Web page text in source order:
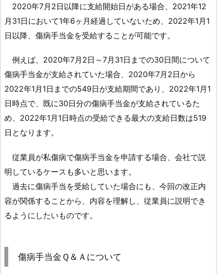
月
時
点
受
給
い
た
場
の
取
扱
い
3.
当
2020年7月2日以降に支給開始日がある場合、2021年12
月31日において1年6ヶ月経過していないため、2022年1月1
日以降、傷病手当金を受給することが可能です。
例えば、2020年7月2日～7月31日までの30日間について
傷病手当金が支給されていた場合、2020年7月2日から
2022年1月1日までの549日が支給期間であり、2022年1月1
日時点で、既に30日分の傷病手当金が支給されているた
め、2022年1月1日時点の受給できる最大の支給日数は519
日となります。
従業員が私傷病で傷病手当金を申請する場合、会社で説
明しているケースも多いと思います。
過去に傷病手当を受給していた場合にも、今回の改正内
容が関係することから、内容を理解し、従業員に説明でき
るようにしたいものです。
傷病手当金Ｑ＆Ａについて